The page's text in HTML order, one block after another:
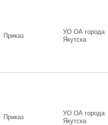
Приказ
УО ОА города
Якутска
Приказ
УО ОА города
Якутска